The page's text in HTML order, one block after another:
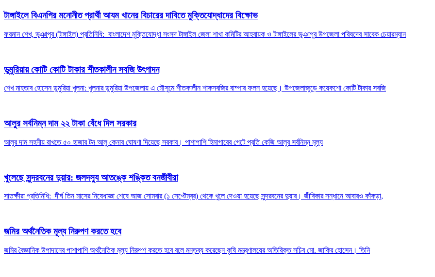
টাঙ্গাইলে বিএনপির মনোনীত প্রার্থী আযম খানের বিচারের দাবিতে মুক্তিযোদ্ধাদের বিক্ষোভ
ফরমান শেখ, ভূঞাপুর (টাঙ্গাইল) প্রতিনিধি: বাংলাদেশ মুক্তিযোদ্ধা সংসদ টাঙ্গাইল জেলা শাখা কমিটির আহবায়ক ও টাঙ্গাইলের ভূঞাপুর উপজেলা পরিষদের সাবেক চেয়ারম্যান
ডুমুরিয়ায় কোটি কোটি টাকার শীতকালীন সবজি উৎপাদন
শেখ মাহতাব হোসেন ডুমুরিয়া খুলনা: খুলনার ডুমুরিয়া উপজেলায় এ মৌসুমে শীতকালীন শাকসবজির বাম্পার ফলন হয়েছে। উপজেলাজুড়ে কয়েকশো কোটি টাকার সবজি
আলুর সর্বনিম্ন দাম ২২ টাকা বেঁধে দিল সরকার
আলুর দাম সহনীয় রাখতে ৫০ হাজার টন আলু কেনার ঘোষণা দিয়েছে সরকার। পাশাপাশি হিমাগারের গেটে প্রতি কেজি আলুর সর্বনিম্ন মূল্য
খুলেছে সুন্দরবনের দুয়ার: জলদস্যু আতঙ্কে শঙ্কিত বনজীবীরা
সাতক্ষীরা প্রতিনিধি: দীর্ঘ তিন মাসের নিষেধাজ্ঞা শেষে আজ সোমবার (১ সেপ্টেম্বর) থেকে খুলে দেওয়া হয়েছে সুন্দরবনের দুয়ার। জীবিকার সন্ধানে আবারও কাঁকড়া,
জমির অর্থনৈতিক মূল্য নিরুপণ করতে হবে
জমির বৈজ্ঞানিক উপাদানের পাশাপাশি অর্থনৈতিক মূল্য নিরুপণ করতে হবে বলে মন্তব্য করেছেন কৃষি মন্ত্রণালয়ের অতিরিক্ত সচিব মো. জাকির হোসেন। তিনি